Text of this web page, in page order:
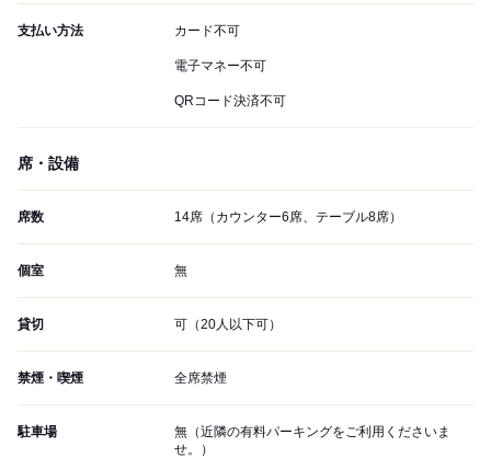
支払い方法 カード不可
電子マネー不可
QRコード決済不可
席・設備
席数 14席（カウンター6席、テーブル8席）
個室 無
貸切 可（20人以下可）
禁煙・喫煙 全席禁煙
駐車場
無（近隣の有料パーキングをご利用くださいま
せ。）